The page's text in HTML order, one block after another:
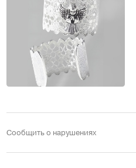
Сообщить о нарушениях